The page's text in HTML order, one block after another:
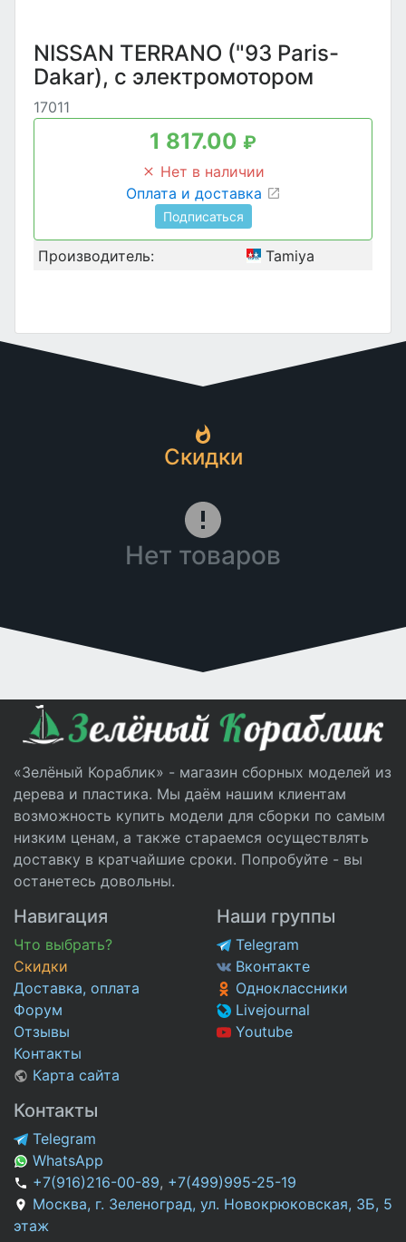
NISSAN TERRANO ("93 Paris-
Dakar), с электромотором
17011
1 817.00 ₽
Нет в наличии
Оплата и доставка
Подписаться
Производитель: Tamiya
Скидки
Нет товаров
«Зелёный Кораблик» - магазин сборных моделей из
дерева и пластика. Мы даём нашим клиентам
возможность купить модели для сборки по самым
низким ценам, а также стараемся осуществлять
доставку в кратчайшие сроки. Попробуйте - вы
останетесь довольны.
Навигация
Что выбрать?
Скидки
Доставка, оплата
Форум
Отзывы
Контакты
Карта сайта
Наши группы
Telegram
Вконтакте
Одноклассники
Livejournal
Youtube
Контакты
Telegram
WhatsApp
+7(916)216-00-89, +7(499)995-25-19
Москва, г. Зеленоград, ул. Новокрюковская, 3Б, 5
этаж